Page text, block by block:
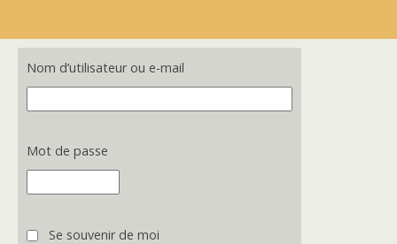
Nom d’utilisateur ou e-mail
Mot de passe
Se souvenir de moi